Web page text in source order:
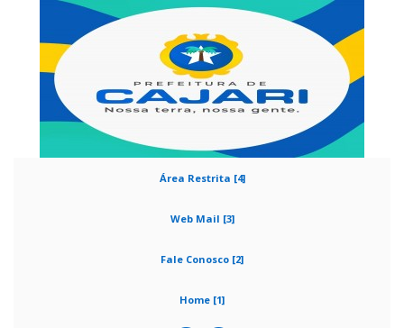
Área Restrita [4]
Web Mail [3]
Fale Conosco [2]
Home [1]